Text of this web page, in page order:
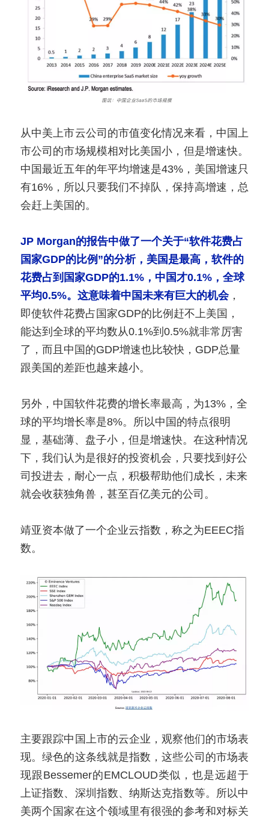
从中美上市云公司的市值变化情况来看，中国上
市公司的市场规模相对比美国小，但是增速快。
中国最近五年的年平均增速是43%，美国增速只
有16%，所以只要我们不掉队，保持高增速，总
会赶上美国的。
JP Morgan的报告中做了一个关于“软件花费占
国家GDP的比例”的分析，美国是最高，软件的
花费占到国家GDP的1.1%，中国才0.1%，全球
平均0.5%。这意味着中国未来有巨大的机会，
即使软件花费占国家GDP的比例赶不上美国，
能达到全球的平均数从0.1%到0.5%就非常厉害
了，而且中国的GDP增速也比较快，GDP总量
跟美国的差距也越来越小。
另外，中国软件花费的增长率最高，为13%，全
球的平均增长率是8%。所以中国的特点很明
显，基础薄、盘子小，但是增速快。在这种情况
下，我们认为是很好的投资机会，只要找到好公
司投进去，耐心一点，积极帮助他们成长，未来
就会收获独角兽，甚至百亿美元的公司。
靖亚资本做了一个企业云指数，称之为EEEC指
数。
主要跟踪中国上市的云企业，观察他们的市场表
现。绿色的这条线就是指数，这些公司的市场表
现跟Bessemer的EMCLOUD类似，也是远超于
上证指数、深圳指数、纳斯达克指数等。所以中
美两个国家在这个领域里有很强的参考和对标关